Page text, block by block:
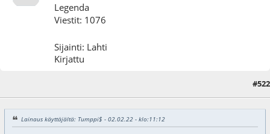
Legenda
Viestit: 1076
Sijainti: Lahti
Kirjattu
#522
Lainaus käyttäjältä: Tumppi$ - 02.02.22 - klo:11:12